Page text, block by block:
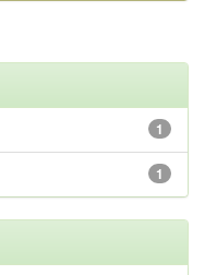
1
1